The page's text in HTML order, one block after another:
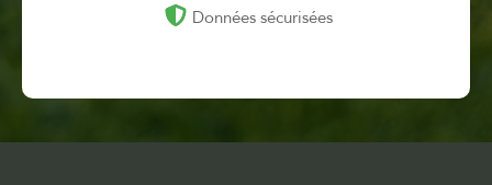
Données sécurisées